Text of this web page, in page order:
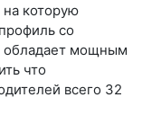
на которую
со
обладает мощным
что
всего 32